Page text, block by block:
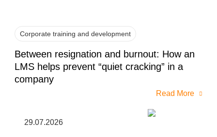
Corporate training and development
Between resignation and burnout: How an
LMS helps prevent “quiet cracking” in a
company
Read More
29.07.2026